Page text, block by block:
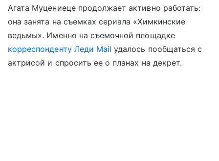
Агата Муцениеце продолжает активно работать:
она занята на съемках сериала «Химкинские
ведьмы». Именно на съемочной площадке
корреспонденту Леди Mail удалось пообщаться с
актрисой и спросить ее о планах на декрет.